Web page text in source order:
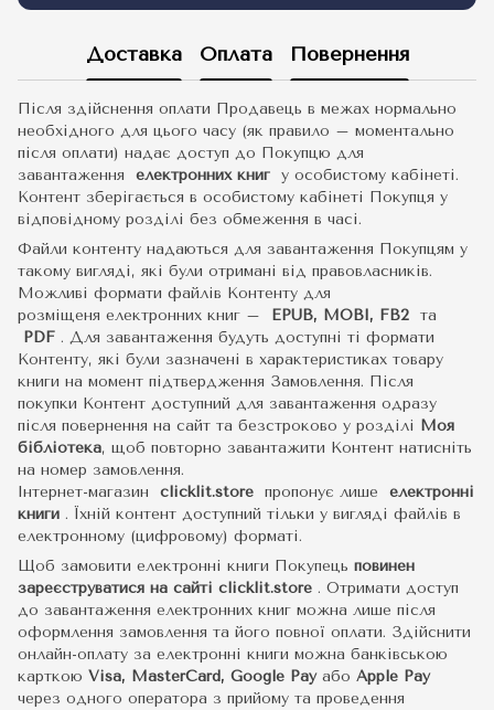
Доставка Оплата Повернення
Після здійснення оплати Продавець в межах нормально
необхідного для цього часу (як правило – моментально
після оплати) надає доступ до Покупцю для
завантаження електронних книг у особистому кабінеті.
Контент зберігається в особистому кабінеті Покупця у
відповідному розділі без обмеження в часі.
Файли контенту надаються для завантаження Покупцям у
такому вигляді, які були отримані від правовласників.
Можливі формати файлів Контенту для
розміщеня електронних книг –
EPUB, MOBI, FB2 та
PDF . Для завантаження будуть доступні ті формати
Контенту, які були зазначені в характеристиках товару
книги на момент підтвердження Замовлення. Після
покупки Контент доступний для завантаження одразу
після повернення на сайт та безстроково у розділі Моя
бібліотека, щоб повторно завантажити Контент натисніть
на номер замовлення.
Інтернет-магазин clicklit.store пропонує лише електронні
книги . Їхній контент доступний тільки у вигляді файлів в
електронному (цифровому) форматі.
Щоб замовити електронні книги Покупець повинен
зареєструватися на сайті clicklit.store . Отримати доступ
до завантаження електронних книг можна лише після
оформлення замовлення та його повної оплати. Здійснити
онлайн-оплату за електронні книги можна банківською
карткою Visa, MasterCard, Google Pay або Apple Pay
через одного оператора з прийому та проведення